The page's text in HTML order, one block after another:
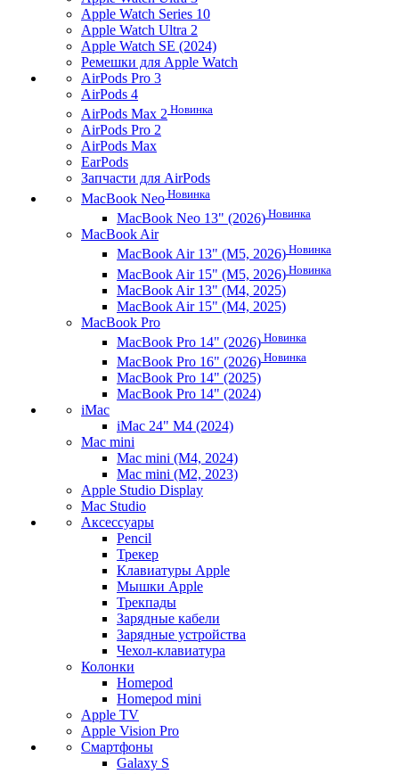
Apple Watch Series 10
Apple Watch Ultra 2
Apple Watch SE (2024)
Ремешки для Apple Watch
AirPods Pro 3
AirPods 4
AirPods Max 2 Новинка
AirPods Pro 2
AirPods Max
EarPods
Запчасти для AirPods
MacBook Neo Новинка
MacBook Neo 13" (2026) Новинка
MacBook Air
MacBook Air 13" (M5, 2026) Новинка
MacBook Air 15" (M5, 2026) Новинка
MacBook Air 13" (M4, 2025)
MacBook Air 15" (M4, 2025)
MacBook Pro
MacBook Pro 14" (2026) Новинка
MacBook Pro 16" (2026) Новинка
MacBook Pro 14" (2025)
MacBook Pro 14" (2024)
iMac
iMac 24" M4 (2024)
Mac mini
Mac mini (M4, 2024)
Mac mini (M2, 2023)
Apple Studio Display
Mac Studio
Аксессуары
Pencil
Трекер
Клавиатуры Apple
Мышки Apple
Трекпады
Зарядные кабели
Зарядные устройства
Чехол-клавиатура
Колонки
Homepod
Homepod mini
Apple TV
Apple Vision Pro
Смартфоны
Galaxy S